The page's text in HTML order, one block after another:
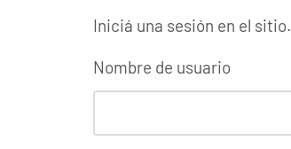
Iniciá una sesión en el sitio.
Nombre de usuario